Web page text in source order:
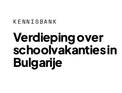
KENNISBANK
Verdieping over
schoolvakanties in
Bulgarije